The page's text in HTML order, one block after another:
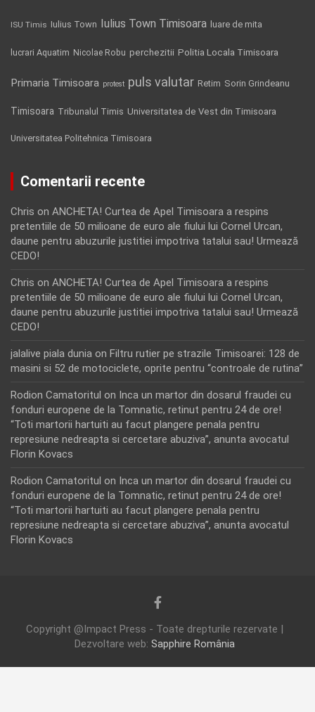
ISU Timis Iulius Town Iulius Town Timisoara luare de mita
lucrari Aquatim Nicolae Robu perchezitii Politia Locala Timisoara
Primaria Timisoara protest puls valutar Retim Sorin Grindeanu
Timisoara Tribunalul Timis Universitatea de Vest din Timisoara
Universitatea Politehnica Timisoara
Comentarii recente
Chris on ANCHETA! Curtea de Apel Timisoara a respins
pretentiile de 50 milioane de euro ale fiului lui Cornel Urcan,
daune pentru abuzurile justitiei impotriva tatalui sau! Urmează
CEDO!
Chris on ANCHETA! Curtea de Apel Timisoara a respins
pretentiile de 50 milioane de euro ale fiului lui Cornel Urcan,
daune pentru abuzurile justitiei impotriva tatalui sau! Urmează
CEDO!
jalalive piala dunia on Filtru rutier pe strazile Timisoarei: 128 de
masini si 52 de motociclete, oprite pentru “controale de rutina”
Rodion Camatoritul on Inca un martor din dosarul fraudei cu
fonduri europene de la Tomnatic, retinut pentru 24 de ore!
“Toti martorii hartuiti au facut plangere penala pentru
represiune nedreapta si cercetare abuziva”, anunta avocatul
Florin Kovacs
Rodion Camatoritul on Inca un martor din dosarul fraudei cu
fonduri europene de la Tomnatic, retinut pentru 24 de ore!
“Toti martorii hartuiti au facut plangere penala pentru
represiune nedreapta si cercetare abuziva”, anunta avocatul
Florin Kovacs
Copyright @Impact Press - Toate drepturile rezervate |
Dezvoltare web: Sapphire România